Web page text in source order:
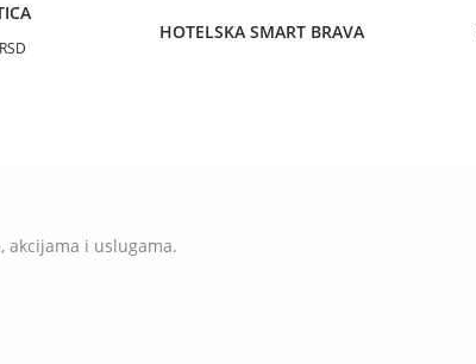
RSD
HOTELSKA SMART BRAVA
akcijama i uslugama.